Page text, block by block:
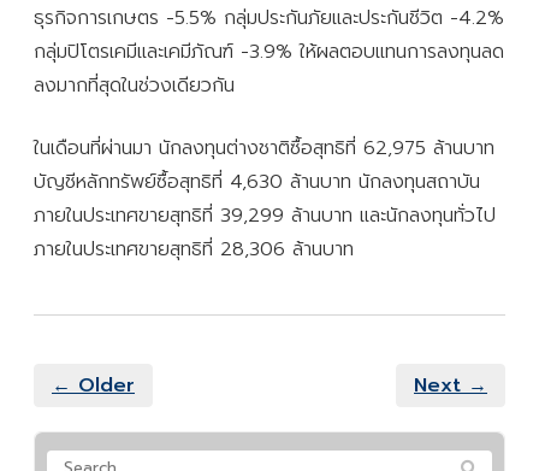
ธุรกิจการเกษตร -5.5% กลุ่มประกันภัยและประกันชีวิต -4.2%
กลุ่มปิโตรเคมีและเคมีภัณฑ์ -3.9% ให้ผลตอบแทนการลงทุนลด
ลงมากที่สุดในช่วงเดียวกัน
ในเดือนที่ผ่านมา นักลงทุนต่างชาติซื้อสุทธิที่ 62,975 ล้านบาท
บัญชีหลักทรัพย์ซื้อสุทธิที่ 4,630 ล้านบาท นักลงทุนสถาบัน
ภายในประเทศขายสุทธิที่ 39,299 ล้านบาท และนักลงทุนทั่วไป
ภายในประเทศขายสุทธิที่ 28,306 ล้านบาท
← Older Next →